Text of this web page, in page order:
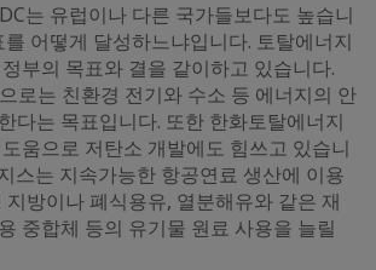
는 유럽이나 다른 국가들보다도 높습니
어떻게 달성하느냐입니다. 토탈에너지
부의 목표와 결을 같이하고 있습니다.
로는 친환경 전기와 수소 등 에너지의 안
다는 목표입니다. 또한 한화토탈에너지
움으로 저탄소 개발에도 힘쓰고 있습니
스는 지속가능한 항공연료 생산에 이용
방이나 폐식용유, 열분해유와 같은 재
중합체 등의 유기물 원료 사용을 늘릴